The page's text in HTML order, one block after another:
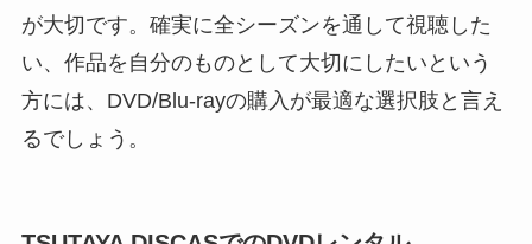
が大切です。確実に全シーズンを通して視聴した
い、作品を自分のものとして大切にしたいという
方には、DVD/Blu-rayの購入が最適な選択肢と言え
るでしょう。